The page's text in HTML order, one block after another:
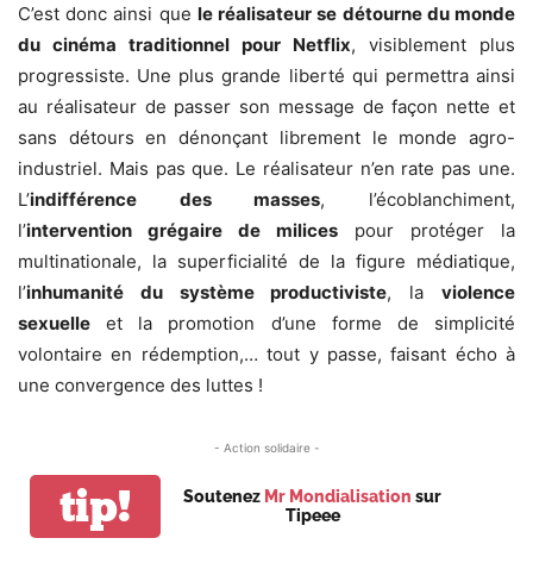
C’est donc ainsi que le réalisateur se détourne du monde
du cinéma traditionnel pour Netflix, visiblement plus
progressiste. Une plus grande liberté qui permettra ainsi
au réalisateur de passer son message de façon nette et
sans détours en dénonçant librement le monde agro-
industriel. Mais pas que. Le réalisateur n’en rate pas une.
L’indifférence des masses, l’écoblanchiment,
l’intervention grégaire de milices pour protéger la
multinationale, la superficialité de la figure médiatique,
l’inhumanité du système productiviste, laviolence
sexuelle et la promotion d’une forme de simplicité
volontaire en rédemption,… tout y passe, faisant écho à
une convergence des luttes !
- Action solidaire -
tip! Soutenez Mr Mondialisation sur
Tipeee